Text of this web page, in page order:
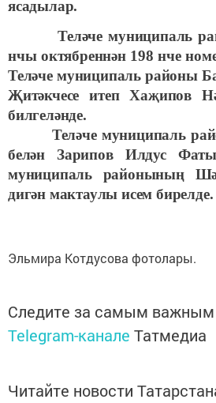
ясадылар.
Теләче муниципаль
нчы октябреннән 198 нче
Теләче муниципаль районы
Җитәкчесе итеп Хаҗипов
билгеләнде.
Теләче муниципаль
белән Зарипов Илдус
муниципаль районының
дигән мактаулы исем бирелде.
Эльмира Котдусова фотолары.
Следите за самым
Telegram-канале Татмедиа
Читайте новости